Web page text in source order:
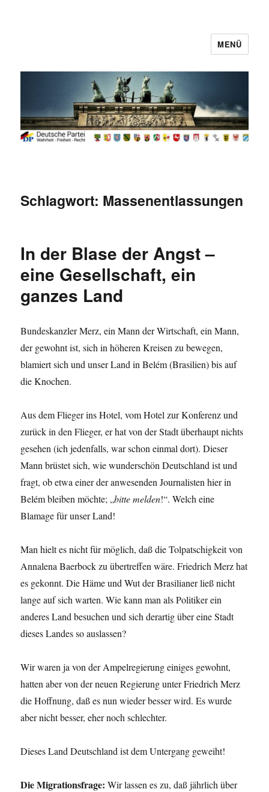
MENÜ
Schlagwort: Massenentlassungen
In der Blase der Angst –
eine Gesellschaft, ein
ganzes Land
Bundeskanzler Merz, ein Mann der Wirtschaft, ein Mann,
der gewohnt ist, sich in höheren Kreisen zu bewegen,
blamiert sich und unser Land in Belém (Brasilien) bis auf
die Knochen.
Aus dem Flieger ins Hotel, vom Hotel zur Konferenz und
zurück in den Flieger, er hat von der Stadt überhaupt nichts
gesehen (ich jedenfalls, war schon einmal dort). Dieser
Mann brüstet sich, wie wunderschön Deutschland ist und
fragt, ob etwa einer der anwesenden Journalisten hier in
Belém bleiben möchte; „bitte melden!“. Welch eine
Blamage für unser Land!
Man hielt es nicht für möglich, daß die Tolpatschigkeit von
Annalena Baerbock zu übertreffen wäre. Friedrich Merz hat
es gekonnt. Die Häme und Wut der Brasilianer ließ nicht
lange auf sich warten. Wie kann man als Politiker ein
anderes Land besuchen und sich derartig über eine Stadt
dieses Landes so auslassen?
Wir waren ja von der Ampelregierung einiges gewohnt,
hatten aber von der neuen Regierung unter Friedrich Merz
die Hoffnung, daß es nun wieder besser wird. Es wurde
aber nicht besser, eher noch schlechter.
Dieses Land Deutschland ist dem Untergang geweiht!
Die Migrationsfrage: Wir lassen es zu, daß jährlich über